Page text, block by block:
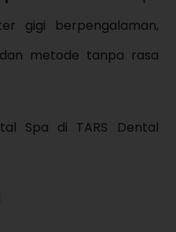
gigi berpengalaman,
metode tanpa rasa
Spa di TARS Dental